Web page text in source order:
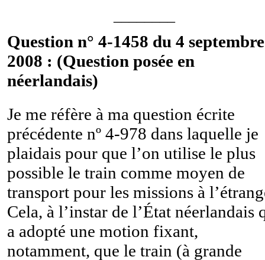
Question n° 4-1458 du 4 septembre
2008 : (Question posée en
néerlandais)
Je me réfère à ma question écrite
précédente nº 4-978 dans laquelle je
plaidais pour que l’on utilise le plus
possible le train comme moyen de
transport pour les missions à
Cela, à l’instar de l’État néerlandais
a adopté une motion fixant,
notamment, que le train (à grande